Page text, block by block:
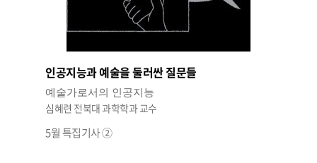
인공지능과 예술을 둘러싼 질문들
예술가로서의 인공지능
심혜련 전북대 과학학과 교수
5월 특집기사 ②